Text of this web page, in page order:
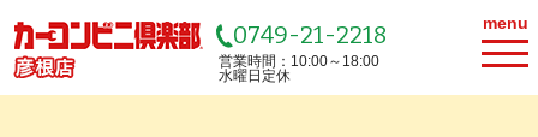
0749-21-2218
営業時間：10:00～18:00
水曜日定休
menu